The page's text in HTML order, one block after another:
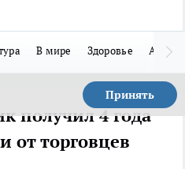
В мире Здоровье Авто
Принять
получил 4 года
от торговцев